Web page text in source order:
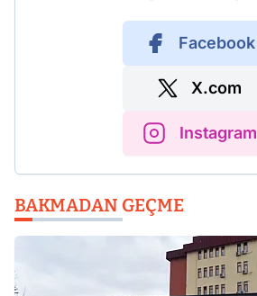
Facebook
X.com
Instagram
BAKMADAN GEÇME